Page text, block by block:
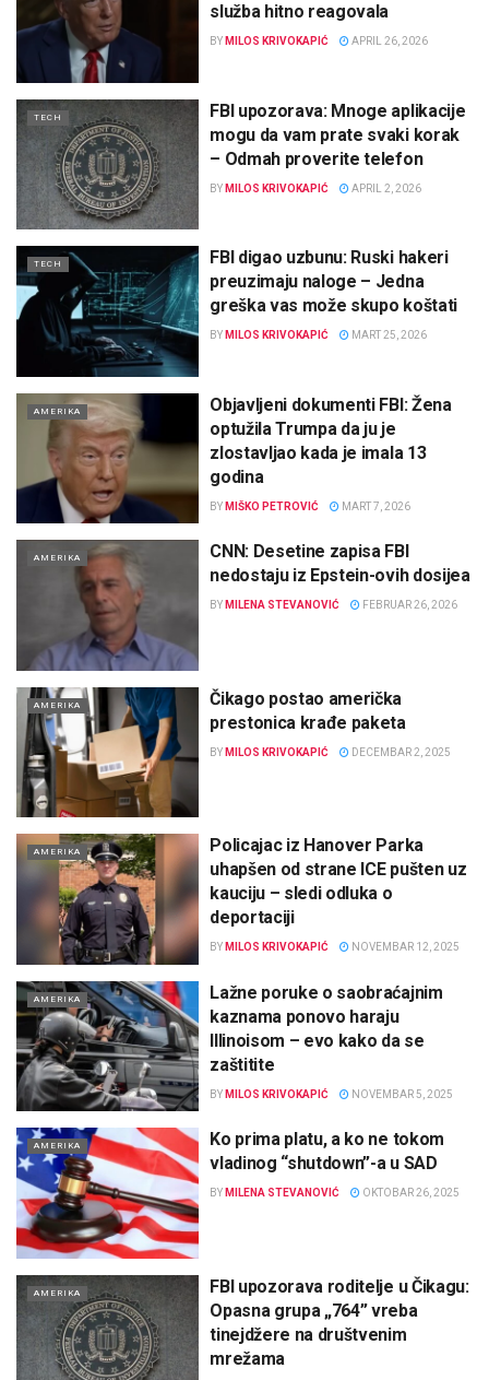
služba hitno reagovala
BY MILOS KRIVOKAPIĆ APRIL 26, 2026
TECH
FBI upozorava: Mnoge aplikacije
mogu da vam prate svaki korak
– Odmah proverite telefon
BY MILOS KRIVOKAPIĆ APRIL 2, 2026
TECH
FBI digao uzbunu: Ruski hakeri
preuzimaju naloge – Jedna
greška vas može skupo koštati
BY MILOS KRIVOKAPIĆ MART 25, 2026
AMERIKA
Objavljeni dokumenti FBI: Žena
optužila Trumpa da ju je
zlostavljao kada je imala 13
godina
BY MIŠKO PETROVIĆ MART 7, 2026
AMERIKA
CNN: Desetine zapisa FBI
nedostaju iz Epstein-ovih dosijea
BY MILENA STEVANOVIĆ FEBRUAR 26, 2026
AMERIKA
Čikago postao američka
prestonica krađe paketa
BY MILOS KRIVOKAPIĆ DECEMBAR 2, 2025
AMERIKA
Policajac iz Hanover Parka
uhapšen od strane ICE pušten uz
kauciju – sledi odluka o
deportaciji
BY MILOS KRIVOKAPIĆ NOVEMBAR 12, 2025
AMERIKA
Lažne poruke o saobraćajnim
kaznama ponovo haraju
Illinoisom – evo kako da se
zaštitite
BY MILOS KRIVOKAPIĆ NOVEMBAR 5, 2025
AMERIKA
Ko prima platu, a ko ne tokom
vladinog “shutdown”-a u SAD
BY MILENA STEVANOVIĆ OKTOBAR 26, 2025
AMERIKA
FBI upozorava roditelje u Čikagu:
Opasna grupa „764” vreba
tinejdžere na društvenim
mrežama